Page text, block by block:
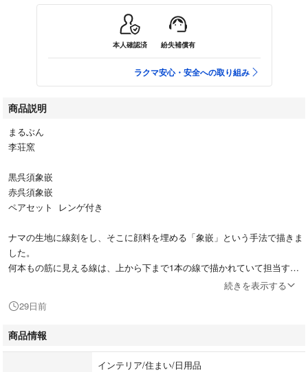
本人確認済 紛失補償有
ラクマ安心・安全への取り組み
商品説明
まるぶん
李荘窯
黒呉須象嵌
赤呉須象嵌
ペアセット レンゲ付き
ナマの生地に線刻をし、そこに顔料を埋める「象嵌」という手法で描きま
した。
何本もの筋に見える線は、上から下まで1本の線で描かれていて担当する1
人の職人の匠の技術によって表現されています。スッとした佇まいは気品
箱はありません。
画像の物が全てです。
続きを表示する
29日前
商品情報
インテリア/住まい/日用品